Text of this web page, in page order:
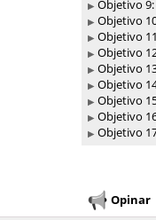
Objetivo
Objetivo
Objetivo
Objetivo
Objetivo
Objetivo
Objetivo
Objetivo
Objetivo
Opinar